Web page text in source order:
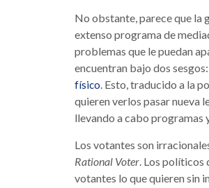
No obstante, parece que la
extenso programa de
problemas que le puedan
encuentran bajo dos
físico. Esto, traducido a la
quieren verlos pasar nueva
llevando a cabo programas
Los votantes son
Rational Voter. Los políticos
votantes lo que quieren sin